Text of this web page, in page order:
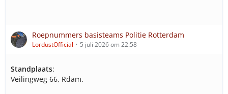
Roepnummers basisteams Politie Rotterdam
LordustOfficial 5 juli 2026 om 22:58
Standplaats:
Veilingweg 66, Rdam.